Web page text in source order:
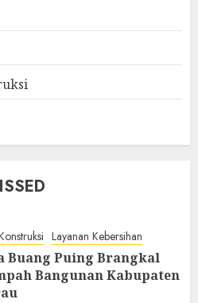
Layanan Kebersihan
Buang Puing Brangkal
Bangunan Kabupaten